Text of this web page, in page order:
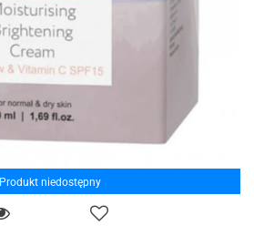
Produkt niedostępny